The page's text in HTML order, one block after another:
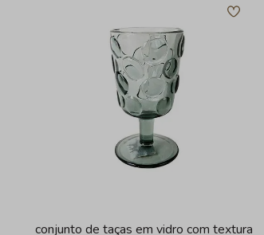
conjunto de taças em vidro com textura